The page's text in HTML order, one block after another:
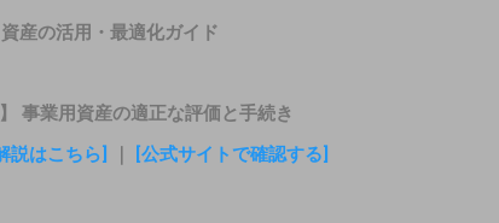
産の活用・最適化ガイド
】 事業用資産の適正な評価と手続き
説はこちら]
[公式サイトで確認する]